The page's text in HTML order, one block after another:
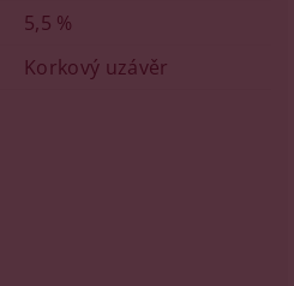
5,5 %
Korkový uzávěr